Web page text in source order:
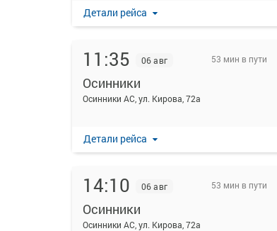
Детали рейса
11:35 06 авг 53 мин в пути
Осинники
Осинники АС, ул. Кирова, 72а
Детали рейса
14:10 06 авг 53 мин в пути
Осинники
Осинники АС, ул. Кирова, 72а